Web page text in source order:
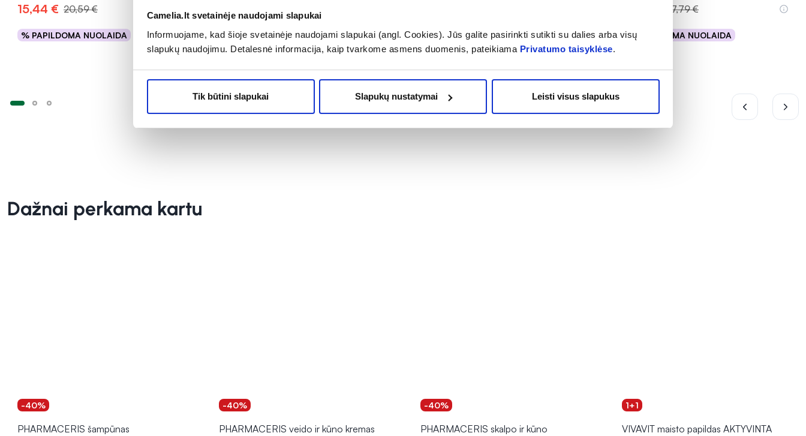
Camelia.lt svetainėje naudojami slapukai
Informuojame, kad šioje svetainėje naudojami slapukai (angl. Cookies). Jūs galite pasirinkti sutikti su dalies arba visų
slapukų naudojimu. Detalesnė informacija, kaip tvarkome asmens duomenis, pateikiama Privatumo taisyklėse.
Tik būtini slapukai Slapukų nustatymai Leisti visus slapukus
15,44 € 20,59 €
% PAPILDOMA NUOLAIDA
Į krepšelį
0,94 € 1,88 €
% PAPILDOMA NUOLAIDA
Į krepšelį
% PAPILDOMA NUOLAIDA
Į krepšelį
17,79 €
% PAPILDOMA NUOLAIDA
Į krepšelį
Dažnai perkama kartu
-40%
PHARMACERIS šampūnas
-40%
PHARMACERIS veido ir kūno kremas
-40%
PHARMACERIS skalpo ir kūno
1+1
VIVAVIT maisto papildas AKTYVINTA